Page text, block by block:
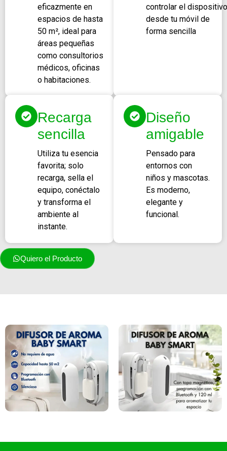
eficazmente en
espacios de hasta
50 m², ideal para
áreas pequeñas
como consultorios
médicos, oficinas
o habitaciones.
controlar el dispositivo
desde tu móvil de
forma sencilla
Recarga
sencilla
Utiliza tu esencia
favorita; solo
recarga, sella el
equipo, conéctalo
y transforma el
ambiente al
instante.
Diseño
amigable
Pensado para
entornos con
niños y mascotas.
Es moderno,
elegante y
funcional.
Quiero el Producto